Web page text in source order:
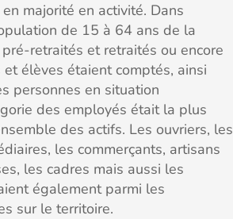
majorité en activité. Dans
de 15 à 64 ans de la
retraités et retraités ou encore
élèves étaient comptés, ainsi
personnes en situation
des employés était la plus
des actifs. Les ouvriers, les
les commerçants, artisans
les cadres mais aussi les
également parmi les
sur le territoire.